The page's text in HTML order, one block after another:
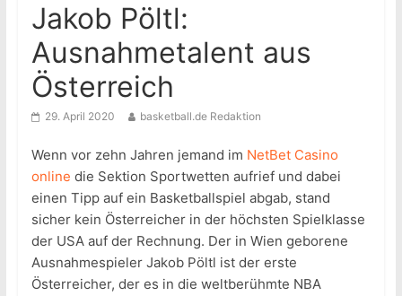
Jakob Pöltl:
Ausnahmetalent aus
Österreich
29. April 2020 basketball.de Redaktion
Wenn vor zehn Jahren jemand im NetBet Casino
online die Sektion Sportwetten aufrief und dabei
einen Tipp auf ein Basketballspiel abgab, stand
sicher kein Österreicher in der höchsten Spielklasse
der USA auf der Rechnung. Der in Wien geborene
Ausnahmespieler Jakob Pöltl ist der erste
Österreicher, der es in die weltberühmte NBA